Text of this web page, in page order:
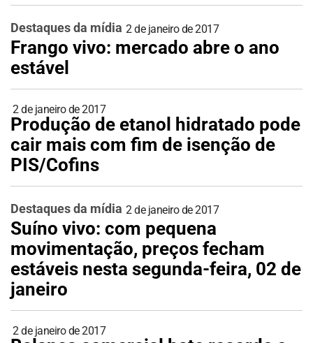
Destaques da mídia 2 de janeiro de 2017
Frango vivo: mercado abre o ano
estável
2 de janeiro de 2017
Produção de etanol hidratado pode
cair mais com fim de isenção de
PIS/Cofins
Destaques da mídia 2 de janeiro de 2017
Suíno vivo: com pequena
movimentação, preços fecham
estáveis nesta segunda-feira, 02 de
janeiro
2 de janeiro de 2017